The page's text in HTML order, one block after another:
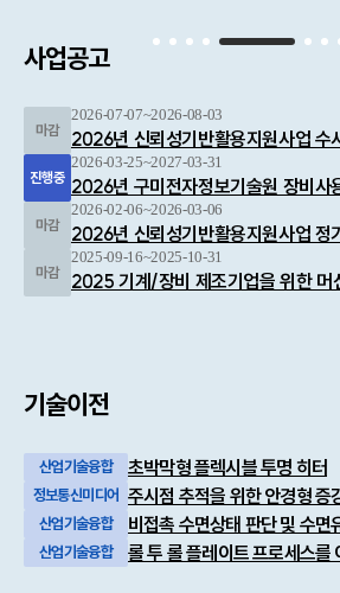
사업공고
2026-07-07~2026-08-03
2026년 신뢰성기반활용지원사업
2026-03-25~2027-03-31
2026년 구미전자정보기술원 장비사
2026-02-06~2026-03-06
2026년 신뢰성기반활용지원사업 정
2025-09-16~2025-10-31
2025 기계/장비 제조기업을 위한 머
기술이전
산업기술융합 초박막형 플렉시블 투명 히터
정보통신미디어 주시점 추적을 위한 안경형 증
산업기술융합 비접촉 수면상태 판단 및 수면
산업기술융합